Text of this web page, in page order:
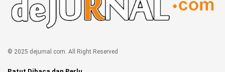
© 2025 dejurnal.com. All Right Reserved